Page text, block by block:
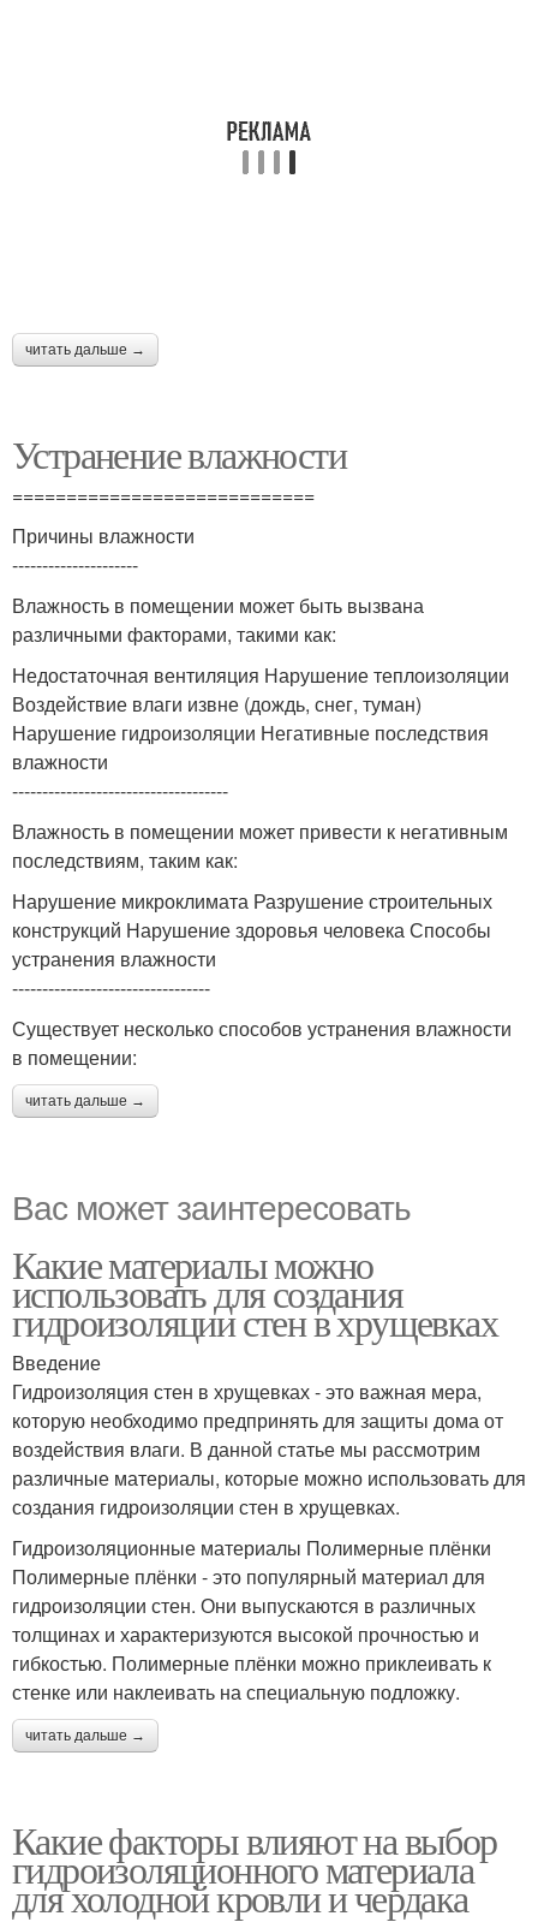
читать дальше →
Устранение влажности
============================
Причины влажности
---------------------
Влажность в помещении может быть вызвана
различными факторами, такими как:
Недостаточная вентиляция Нарушение теплоизоляции
Воздействие влаги извне (дождь, снег, туман)
Нарушение гидроизоляции Негативные последствия
влажности
------------------------------------
Влажность в помещении может привести к негативным
последствиям, таким как:
Нарушение микроклимата Разрушение строительных
конструкций Нарушение здоровья человека Способы
устранения влажности
---------------------------------
Существует несколько способов устранения влажности
в помещении:
читать дальше →
Вас может заинтересовать
Какие материалы можно
использовать для создания
гидроизоляции стен в хрущевках
Введение
Гидроизоляция стен в хрущевках - это важная мера,
которую необходимо предпринять для защиты дома от
воздействия влаги. В данной статье мы рассмотрим
различные материалы, которые можно использовать для
создания гидроизоляции стен в хрущевках.
Гидроизоляционные материалы Полимерные плёнки
Полимерные плёнки - это популярный материал для
гидроизоляции стен. Они выпускаются в различных
толщинах и характеризуются высокой прочностью и
гибкостью. Полимерные плёнки можно приклеивать к
стенке или наклеивать на специальную подложку.
читать дальше →
Какие факторы влияют на выбор
гидроизоляционного материала
для холодной кровли и чердака